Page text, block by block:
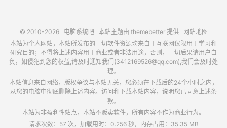
© 2010-2026 电脑系统吧本站主题由 themebetter提供
网站地图
本站为个人网站，本站所发布的一切软件资源均来自于互联网仅限用于学习和
研究目的；不得将上述内容用于商业或者非法用途，否则，一切后果请用户自
负，如侵犯到您的权益,请及时通知我们(3412169526@qq.com),我们会及时处
理。
本站信息来自网络，版权争议与本站无关，您必须在下载后的24个小时之内，
从您的电脑中彻底删除上述内容。访问和下载本站内容，说明您已同意上述条
款。
本站为非盈利性站点，本站不贩卖软件，所有内容不作为商业行为。
请求次数：57 次，加载用时：0.256 秒，内存占用：35.35 MB